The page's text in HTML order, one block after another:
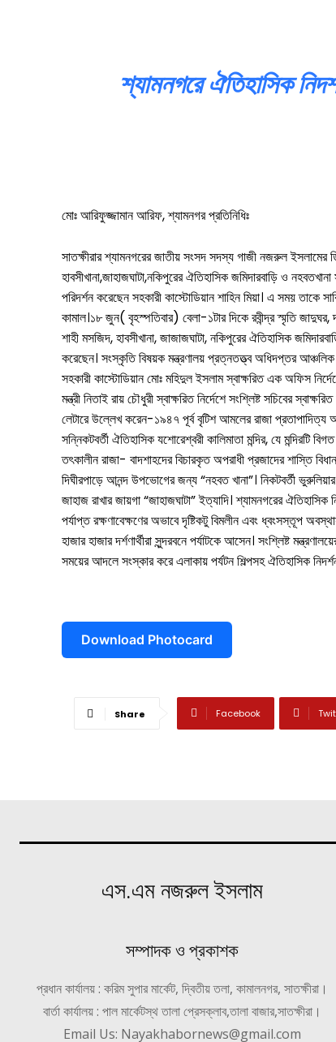
আন্তর্জাতিক
আজকের পত্রিকা
শ্যামনগরে ঐতিহাসিক
মোঃ আরিফুজ্জামান আরিফ, শ্যামনগর প্রতিনিধিঃ
সাতক্ষীরার শ্যামনগরের জাতীয় সংসদ সদস্য গাজী নজরুল ইসলামের
হাবসীখানা,জাহাজঘাটা,নকিপুরের ঐতিহাসিক জমিদারবাড়ি ও
পরিদর্শন করেছেন সহকারী কাস্টোডিয়ান শাহিন মিয়া। এ সময়
কামাল।১৮ জুন( বৃহস্পতিবার) বেলা-১টার দিকে রবীন্দ্র স্মৃতি
শাহী মসজিদ, হাবসীখানা, জাজাজঘাটা, নকিপুরের ঐতিহাসিক
করেছেন। সংস্কৃতি বিষয়ক মন্ত্রণালয় প্রত্নতত্ত্ব অধিদপ্তর আঞ্চলিক
সহকারী কাস্টোডিয়ান মোঃ মহিদুল ইসলাম স্বাক্ষরিত এক অফিস
মন্ত্রী নিতাই রায় চৌধুরী স্বাক্ষরিত নির্দেশে সংশ্লিষ্ট সচিবের
লেটারে উল্লেখ করেন-১৯৪৭ পূর্ব বৃটিশ আমলের রাজা
সন্নিকটবর্তী ঐতিহাসিক যশোরেশ্বরী কালিমাতা মন্দির, যে মন্দিরটি
তৎকালীন রাজা- বাদশাহদের বিচারকৃত অপরাধী প্রজাদের শাস্তি
দিঘীরপাড়ে আনন্দ উপভোগের জন্য “নহবত খানা”। নিকটবর্তী
জাহাজ রাখার জায়গা “জাহাজঘাটা” ইত্যাদি। শ্যামনগরের
পর্যাপ্ত রক্ষণাবেক্ষণের অভাবে দৃষ্টিকটু বিমলীন এবং ধ্বংসস্তূপ
হাজার হাজার দর্শণার্থীরা সুন্দরবনে পর্যাটকে আসেন। সংশ্লিষ্ট
সময়ের আদলে সংস্কার করে এলাকায় পর্যটন শিল্পসহ ঐতিহাসিক
Download Photocard
Share Facebook
এস.এম নজরুল ইসলাম
সম্পাদক ও প্রকাশক
প্রধান কার্যালয় : করিম সুপার মার্কেট, দ্বিতীয় তলা, কামালনগর, সাতক্ষীরা।
বার্তা কার্যালয় : পাল মার্কেটস্থ তালা প্রেসক্লাব,তালা বাজার,সাতক্ষীরা।
Email Us: Nayakhabornews@gmail.com